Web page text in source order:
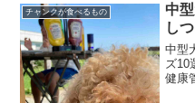
チャンクが食べるもの
中
し
中型
ズ10
健康